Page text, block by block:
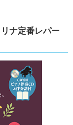
ナ定番レパー